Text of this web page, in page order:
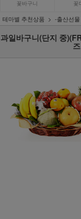
꽃바구니 꽃
테마별 추천상품 -출산선물
과일바구니(단지 중